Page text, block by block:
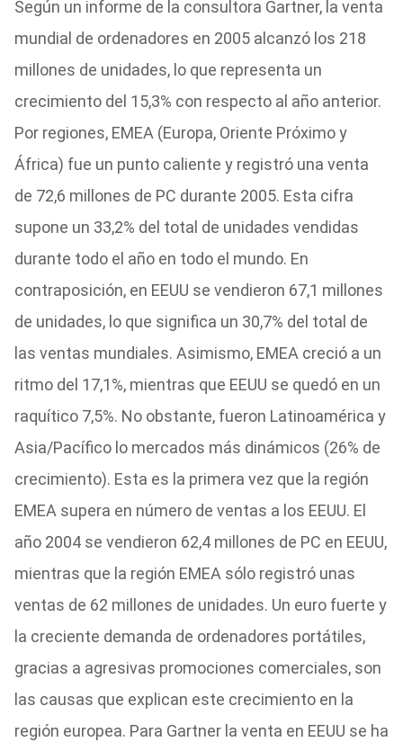
Según un informe de la consultora Gartner, la venta
mundial de ordenadores en 2005 alcanzó los 218
millones de unidades, lo que representa un
crecimiento del 15,3% con respecto al año anterior.
Por regiones, EMEA (Europa, Oriente Próximo y
África) fue un punto caliente y registró una venta
de 72,6 millones de PC durante 2005. Esta cifra
supone un 33,2% del total de unidades vendidas
durante todo el año en todo el mundo. En
contraposición, en EEUU se vendieron 67,1 millones
de unidades, lo que significa un 30,7% del total de
las ventas mundiales. Asimismo, EMEA creció a un
ritmo del 17,1%, mientras que EEUU se quedó en un
raquítico 7,5%. No obstante, fueron Latinoamérica y
Asia/Pacífico lo mercados más dinámicos (26% de
crecimiento). Esta es la primera vez que la región
EMEA supera en número de ventas a los EEUU. El
año 2004 se vendieron 62,4 millones de PC en EEUU,
mientras que la región EMEA sólo registró unas
ventas de 62 millones de unidades. Un euro fuerte y
la creciente demanda de ordenadores portátiles,
gracias a agresivas promociones comerciales, son
las causas que explican este crecimiento en la
región europea. Para Gartner la venta en EEUU se ha